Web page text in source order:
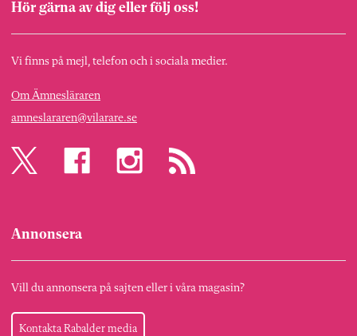
Hör gärna av dig eller följ oss!
Vi finns på mejl, telefon och i sociala medier.
Om Ämnesläraren
amneslararen@vilarare.se
Annonsera
Vill du annonsera på sajten eller i våra magasin?
Kontakta Rabalder media